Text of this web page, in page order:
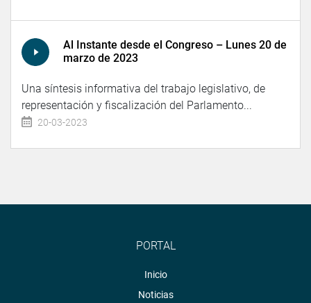
Al Instante desde el Congreso – Lunes 20 de
marzo de 2023
Una síntesis informativa del trabajo legislativo, de
representación y fiscalización del Parlamento...
20-03-2023
PORTAL
Inicio
Noticias